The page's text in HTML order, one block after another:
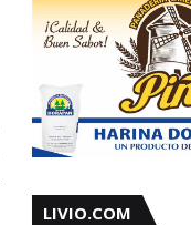
LIVIO.COM